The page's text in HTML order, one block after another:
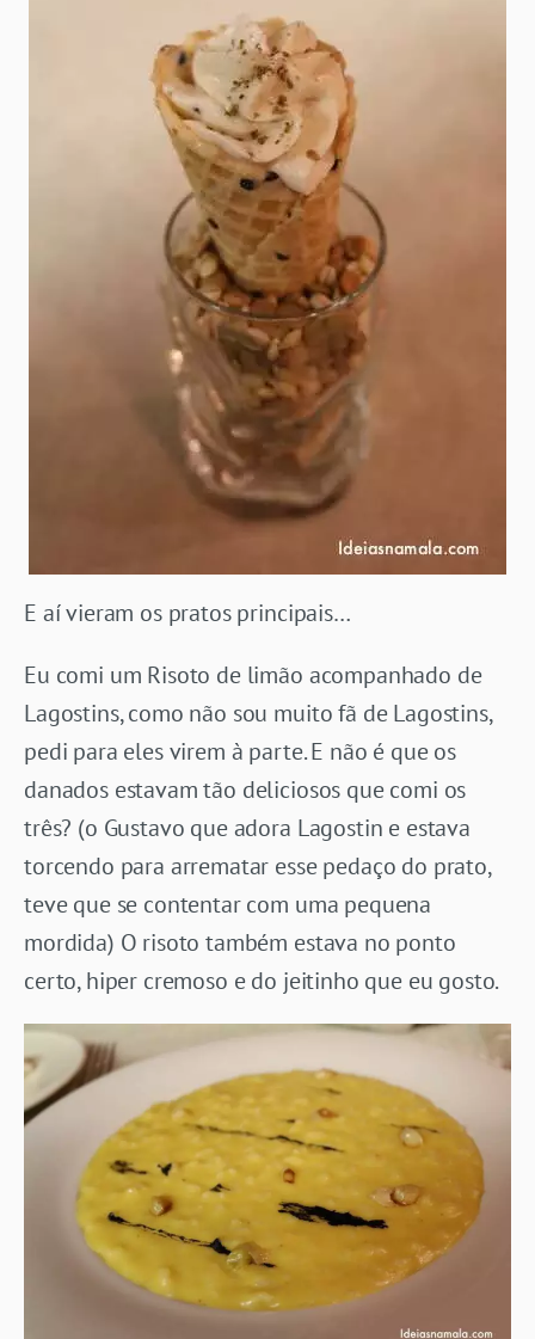
E aí vieram os pratos principais…
Eu comi um Risoto de limão acompanhado de
Lagostins, como não sou muito fã de Lagostins,
pedi para eles virem à parte. E não é que os
danados estavam tão deliciosos que comi os
três? (o Gustavo que adora Lagostin e estava
torcendo para arrematar esse pedaço do prato,
teve que se contentar com uma pequena
mordida) O risoto também estava no ponto
certo, hiper cremoso e do jeitinho que eu gosto.